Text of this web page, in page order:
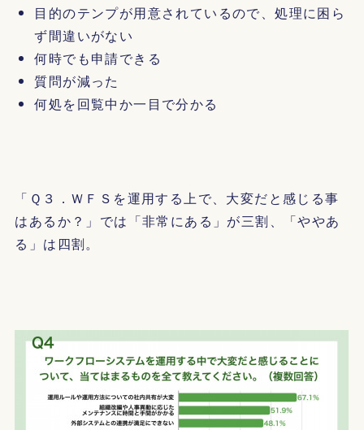
目的のテンプが用意されているので、処理に困ら
ず間違いがない
何時でも申請できる
質問が減った
何処を回覧中か一目で分かる
「Ｑ３．ＷＦＳを運用する上で、大変だと感じる事
はあるか？」では「非常にある」が三割、「ややあ
る」は四割。